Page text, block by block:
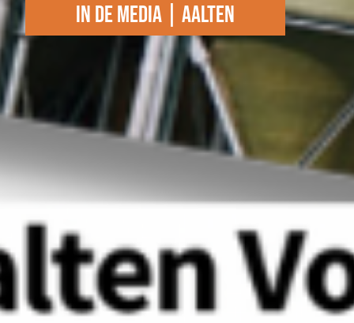
In de media | Aalten